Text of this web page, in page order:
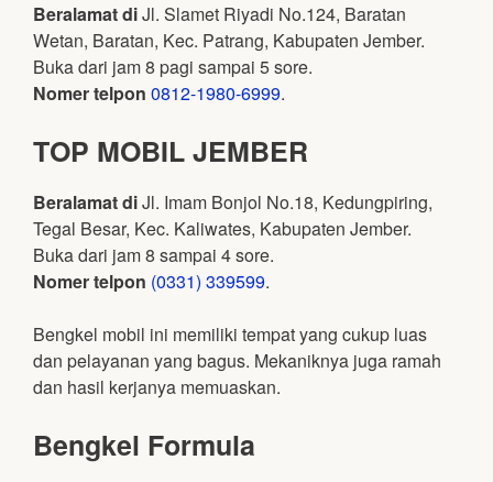
Beralamat diJl. Slamet Riyadi No.124, Baratan
Wetan, Baratan, Kec. Patrang, Kabupaten Jember.
Buka dari jam 8 pagi sampai 5 sore.
Nomer telpon 0812-1980-6999.
TOP MOBIL JEMBER
Beralamat diJl. Imam Bonjol No.18, Kedungpiring,
Tegal Besar, Kec. Kaliwates, Kabupaten Jember.
Buka dari jam 8 sampai 4 sore.
Nomer telpon (0331) 339599.
Bengkel mobil ini memiliki tempat yang cukup luas
dan pelayanan yang bagus. Mekaniknya juga ramah
dan hasil kerjanya memuaskan.
Bengkel Formula